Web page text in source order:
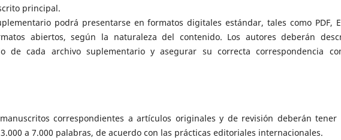
principal.
podrá presentarse en formatos digitales estándar, tales como PDF,
abiertos, según la naturaleza del contenido. Los autores deberán
de cada archivo suplementario y asegurar su correcta correspondencia
correspondientes a artículos originales y de revisión deberán tener
a 7.000 palabras, de acuerdo con las prácticas editoriales internacionales.